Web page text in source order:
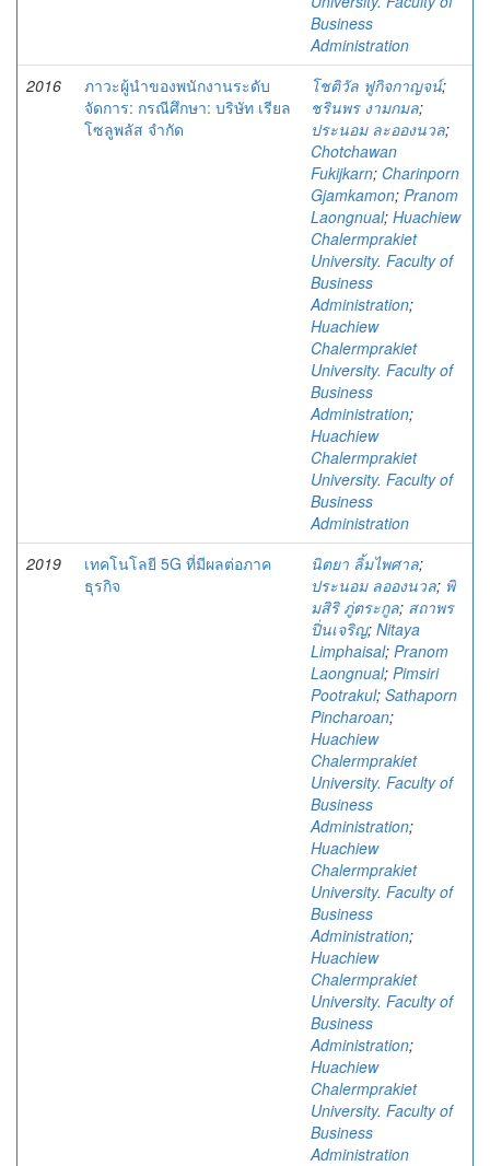
Business
Administration
2016
ภาวะผู้นำของพนักงานระดับ
จัดการ: กรณีศึกษา: บริษัท เรียล
โซลูพลัส จำกัด
โชติวัล ฟูกิจกาญจน์;
ชรินพร งามกมล;
ประนอม ละอองนวล;
Chotchawan
Fukijkarn; Charinporn
Gjamkamon; Pranom
Laongnual; Huachiew
Chalermprakiet
University. Faculty of
Business
Administration;
Huachiew
Chalermprakiet
University. Faculty of
Business
Administration;
Huachiew
Chalermprakiet
University. Faculty of
Business
Administration
2019
เทคโนโลยี 5G ที่มีผลต่อภาค
ธุรกิจ
นิตยา ลิ้มไพศาล;
ประนอม ลอองนวล; พิ
มสิริ ภู่ตระกูล; สถาพร
ปิ่นเจริญ; Nitaya
Limphaisal; Pranom
Laongnual; Pimsiri
Pootrakul; Sathaporn
Pincharoan;
Huachiew
Chalermprakiet
University. Faculty of
Business
Administration;
Huachiew
Chalermprakiet
University. Faculty of
Business
Administration;
Huachiew
Chalermprakiet
University. Faculty of
Business
Administration;
Huachiew
Chalermprakiet
University. Faculty of
Business
Administration